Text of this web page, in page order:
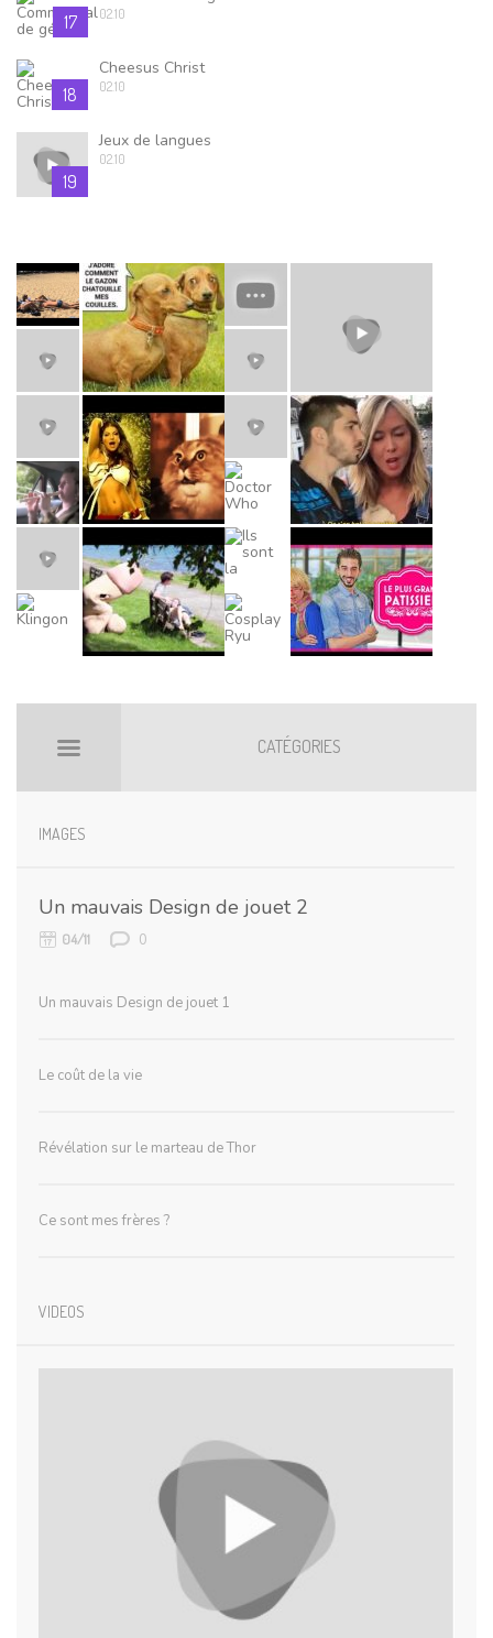
17 02.10
18
Cheesus Christ
02.10
19
Jeux de langues
02.10
CATÉGORIES
IMAGES
Un mauvais Design de jouet 2
04/11 0
Un mauvais Design de jouet 1
Le coût de la vie
Révélation sur le marteau de Thor
Ce sont mes frères ?
VIDEOS